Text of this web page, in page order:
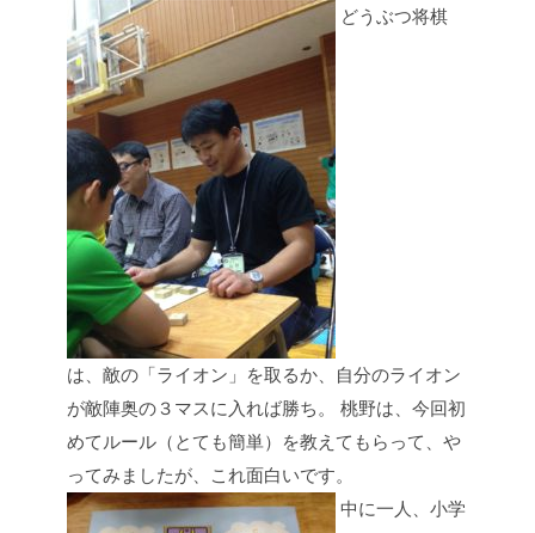
どうぶつ将棋
は、敵の「ライオン」を取るか、自分のライオン
が敵陣奥の３マスに入れば勝ち。
桃野は、今回初
めてルール（とても簡単）を教えてもらって、や
ってみましたが、これ面白いです。
中に一人、小学